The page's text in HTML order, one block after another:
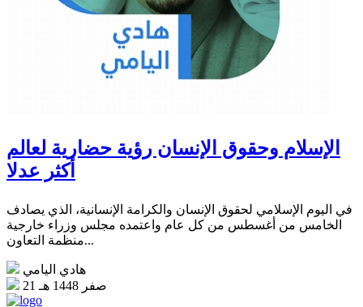
الإسلام وحقوق الإنسان رؤية حضارية لعالم
أكثر عدلا
في اليوم الإسلامي لحقوق الإنسان والكرامة الإنسانية، الذي يصادف
الخامس من أغسطس من كل عام واعتمده مجلس وزراء خارجية
منظمة التعاون...
هادي اليامي
21 صفر 1448 هـ